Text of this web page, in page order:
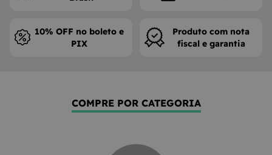
10% OFF no boleto e
PIX
Produto com nota
fiscal e garantia
COMPRE POR CATEGORIA